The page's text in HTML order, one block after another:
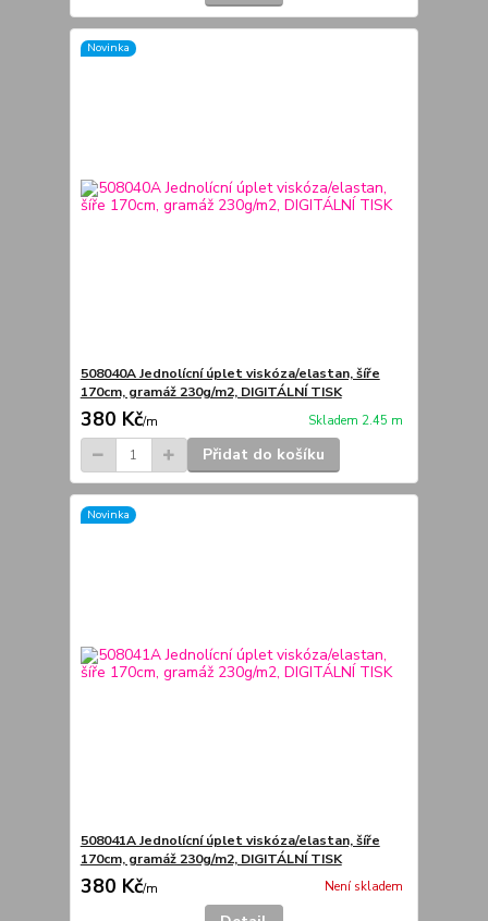
Novinka
508040A Jednolícní úplet viskóza/elastan, šíře
170cm, gramáž 230g/m2, DIGITÁLNÍ TISK
380 Kč/m Skladem 2.45 m
Přidat do košíku
Novinka
508041A Jednolícní úplet viskóza/elastan, šíře
170cm, gramáž 230g/m2, DIGITÁLNÍ TISK
380 Kč/m Není skladem